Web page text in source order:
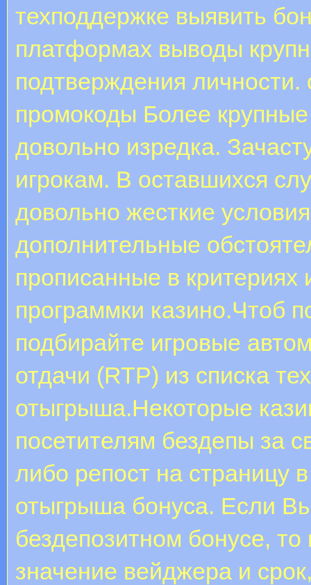
техподдержке выявить
платформах выводы
подтверждения
промокоды Более
довольно изредка.
игрокам. В оставшихся
довольно жесткие
дополнительные
прописанные в
программки казино.Чтоб
подбирайте игровые
отдачи (RTP) из списка
отыгрыша.Некоторые
посетителям бездепы за
либо репост на страницу
отыгрыша бонуса. Если
бездепозитном бонусе,
значение вейджера и